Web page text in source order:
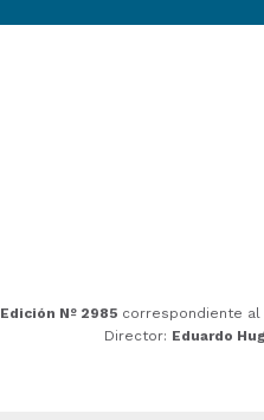
Edición Nº 2985 correspondiente al
Director: Eduardo